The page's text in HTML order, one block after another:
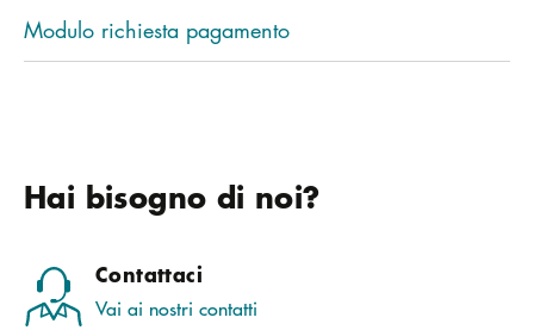
Modulo richiesta pagamento
Hai bisogno di noi?
Contattaci
Vai ai nostri contatti